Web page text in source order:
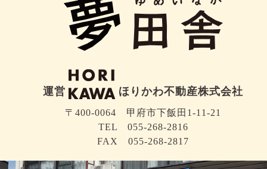
運営 ほりかわ不動産株式会社
〒400-0064 甲府市下飯田1-11-21
TEL 055-268-2816
FAX 055-268-2817